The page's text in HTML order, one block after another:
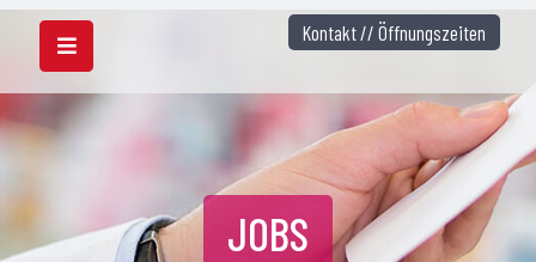
JOBS
Kontakt // Öffnungszeiten